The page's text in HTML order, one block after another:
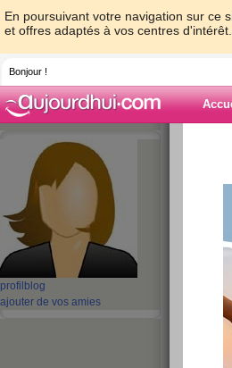
En poursuivant votre navigation sur ce
et offres adaptés à vos centres d'intérêt.
Bonjour !
profil blog
ajouter de vos amies
publié